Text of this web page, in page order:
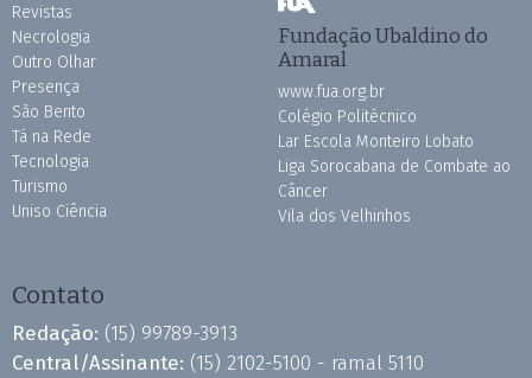
Revistas
Necrologia
Outro Olhar
Presença
São Bento
Tá na Rede
Tecnologia
Turismo
Uniso Ciência
Fundação Ubaldino do
Amaral
www.fua.org.br
Colégio Politécnico
Lar Escola Monteiro Lobato
Liga Sorocabana de Combate ao
Câncer
Vila dos Velhinhos
Contato
Redação: (15) 99789-3913
Central/Assinante: (15) 2102-5100 - ramal 5110